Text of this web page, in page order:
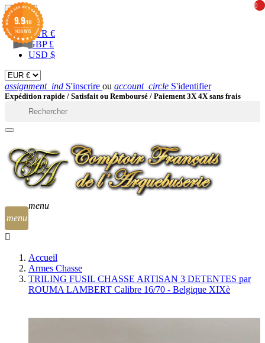
EUR 
EUR €
GBP £
USD $
assignment_ind S'inscrire ou account_circle S'identifier
Expédition rapide / Satisfait ou Remboursé / Paiement 3X 4X sans frais
menu
0
0
menu
Accueil
Armes Chasse
TRILING FUSIL CHASSE ARTISAN 3 DETENTES par
ROUMA LAMBERT Calibre 16/70 - Belgique XIXè
9.9/10
1439 AVIS